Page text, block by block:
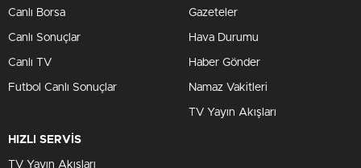
Canlı Borsa
Canlı Sonuçlar
Canlı TV
Futbol Canlı Sonuçlar
Gazeteler
Hava Durumu
Haber Gönder
Namaz Vakitleri
TV Yayın Akışları
HIZLI SERVİS
TV Yayın Akışları